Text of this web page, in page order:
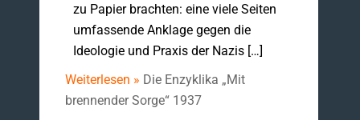
zu Papier brachten: eine viele Seiten
umfassende Anklage gegen die
Ideologie und Praxis der Nazis […]
Weiterlesen » Die Enzyklika „Mit
brennender Sorge“ 1937